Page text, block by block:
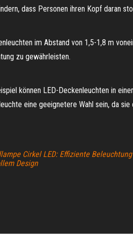
dass Personen ihren Kopf daran
im Abstand von 1,5-1,8 m
zu gewährleisten.
können LED-Deckenleuchten in
eine geeignetere Wahl sein, da sie
Cirkel LED: Effiziente
Design